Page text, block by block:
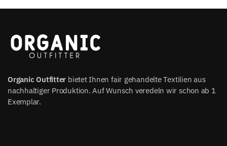
Organic Outfitter bietet Ihnen fair gehandelte Textilien aus
nachhaltiger Produktion. Auf Wunsch veredeln wir schon ab 1
Exemplar.